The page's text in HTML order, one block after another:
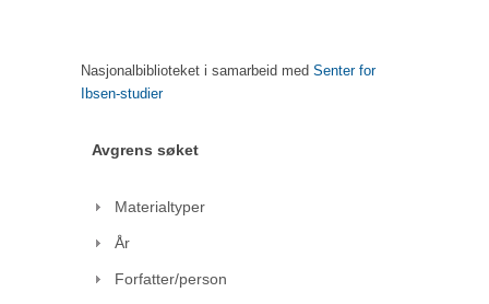
Nasjonalbiblioteket i samarbeid med Senter for
Ibsen-studier
Avgrens søket
Materialtyper
År
Forfatter/person